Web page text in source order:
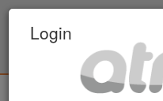
Metalúrgica e de
Login